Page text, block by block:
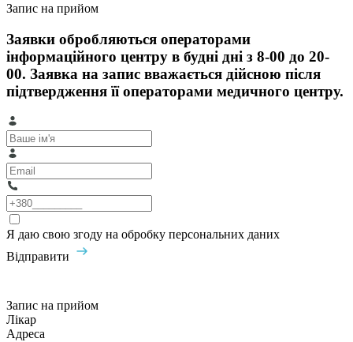
Запис на прийом
Заявки обробляються операторами
інформаційного центру в будні дні з 8-00 до 20-
00. Заявка на запис вважається дійсною після
підтвердження її операторами медичного центру.
Я даю свою згоду на обробку персональних даних
Відправити
Запис на прийом
Лікар
Адреса